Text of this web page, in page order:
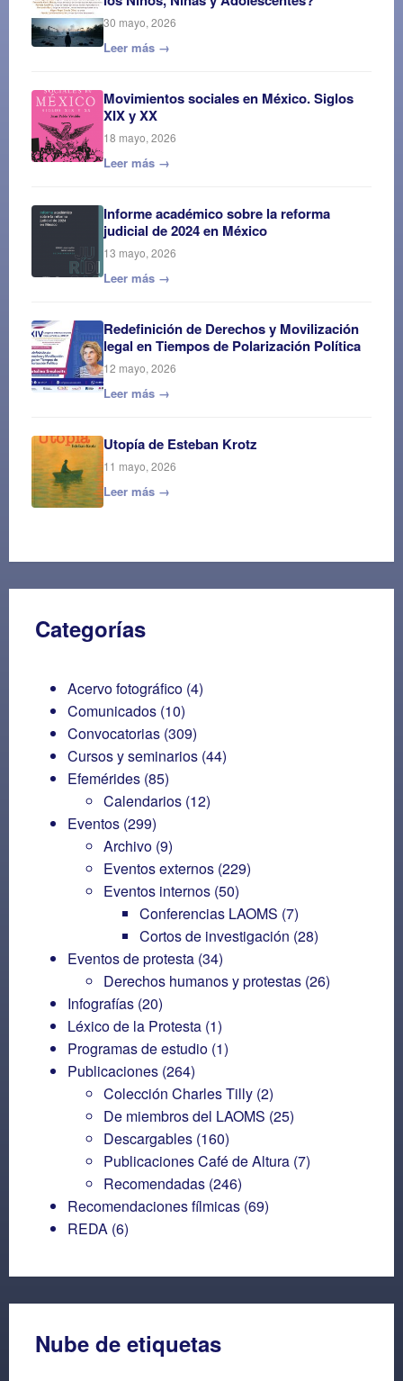
30 mayo, 2026
Leer más →
Movimientos sociales en México. Siglos
XIX y XX
18 mayo, 2026
Leer más →
Informe académico sobre la reforma
judicial de 2024 en México
13 mayo, 2026
Leer más →
Redefinición de Derechos y Movilización
legal en Tiempos de Polarización Política
12 mayo, 2026
Leer más →
Utopía de Esteban Krotz
11 mayo, 2026
Leer más →
Categorías
Acervo fotográfico (4)
Comunicados (10)
Convocatorias (309)
Cursos y seminarios (44)
Efemérides (85)
Calendarios (12)
Eventos (299)
Archivo (9)
Eventos externos (229)
Eventos internos (50)
Conferencias LAOMS (7)
Cortos de investigación (28)
Eventos de protesta (34)
Derechos humanos y protestas (26)
Infografías (20)
Léxico de la Protesta (1)
Programas de estudio (1)
Publicaciones (264)
Colección Charles Tilly (2)
De miembros del LAOMS (25)
Descargables (160)
Publicaciones Café de Altura (7)
Recomendadas (246)
Recomendaciones fílmicas (69)
REDA (6)
Nube de etiquetas